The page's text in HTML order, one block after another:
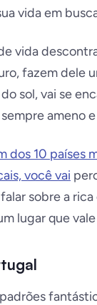
vida em
vida
fazem dele
sol, vai se
ameno
dos 10 países
você vai
sobre a
lugar que